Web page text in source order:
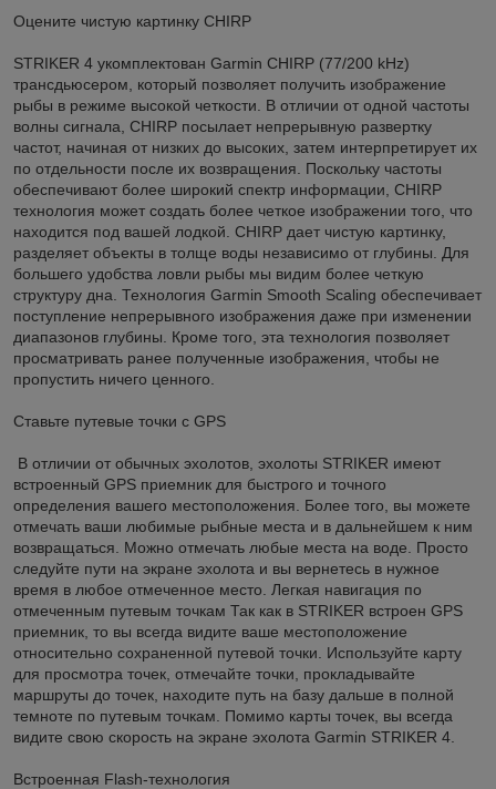
Оцените чистую картинку CHIRP
STRIKER 4 укомплектован Garmin CHIRP (77/200 kHz)
трансдьюсером, который позволяет получить изображение
рыбы в режиме высокой четкости. В отличии от одной частоты
волны сигнала, CHIRP посылает непрерывную развертку
частот, начиная от низких до высоких, затем интерпретирует их
по отдельности после их возвращения. Поскольку частоты
обеспечивают более широкий спектр информации, CHIRP
технология может создать более четкое изображении того, что
находится под вашей лодкой. CHIRP дает чистую картинку,
разделяет объекты в толще воды независимо от глубины. Для
большего удобства ловли рыбы мы видим более четкую
структуру дна. Технология Garmin Smooth Scaling обеспечивает
поступление непрерывного изображения даже при изменении
диапазонов глубины. Кроме того, эта технология позволяет
просматривать ранее полученные изображения, чтобы не
пропустить ничего ценного.
Ставьте путевые точки с GPS
В отличии от обычных эхолотов, эхолоты STRIKER имеют
встроенный GPS приемник для быстрого и точного
определения вашего местоположения. Более того, вы можете
отмечать ваши любимые рыбные места и в дальнейшем к ним
возвращаться. Можно отмечать любые места на воде. Просто
следуйте пути на экране эхолота и вы вернетесь в нужное
время в любое отмеченное место. Легкая навигация по
отмеченным путевым точкам Так как в STRIKER встроен GPS
приемник, то вы всегда видите ваше местоположение
относительно сохраненной путевой точки. Используйте карту
для просмотра точек, отмечайте точки, прокладывайте
маршруты до точек, находите путь на базу дальше в полной
темноте по путевым точкам. Помимо карты точек, вы всегда
видите свою скорость на экране эхолота Garmin STRIKER 4.
Встроенная Flash-технология